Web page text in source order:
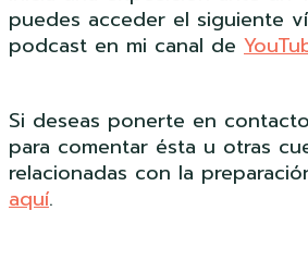
puedes acceder el siguiente
podcast en mi canal de
Si deseas ponerte en
para comentar ésta u otras
relacionadas con la
aquí.